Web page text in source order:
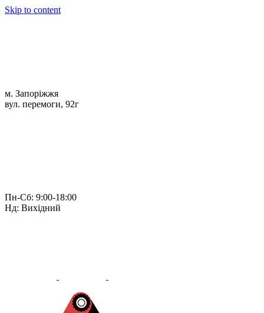
Skip to content
м. Запоріжжя
вул. перемоги, 92г
Пн-Сб: 9:00-18:00
Нд: Вихідний